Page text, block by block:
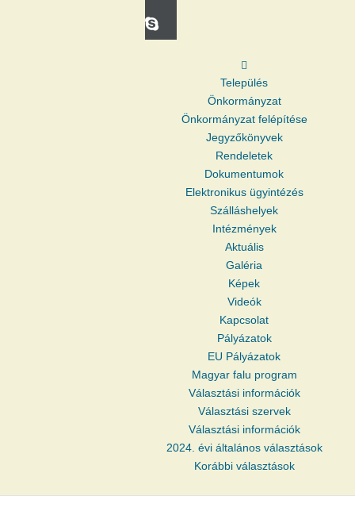
Település
Önkormányzat
Önkormányzat felépítése
Jegyzőkönyvek
Rendeletek
Dokumentumok
Elektronikus ügyintézés
Szálláshelyek
Intézmények
Aktuális
Galéria
Képek
Videók
Kapcsolat
Pályázatok
EU Pályázatok
Magyar falu program
Választási információk
Választási szervek
Választási információk
2024. évi általános választások
Korábbi választások